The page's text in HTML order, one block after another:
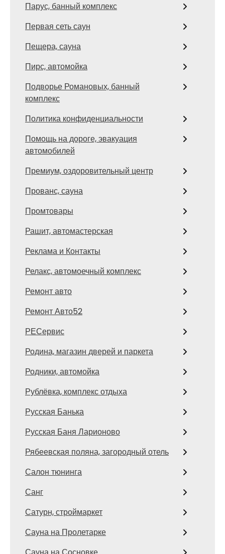
Парус, банный комплекс
Первая сеть саун
Пещера, сауна
Пирс, автомойка
Подворье Романовых, банный
комплекс
Политика конфиденциальности
Помощь на дороге, эвакуация
автомобилей
Премиум, оздоровительный центр
Прованс, сауна
Промтовары
Рашит, автомастерская
Реклама и Контакты
Релакс, автомоечный комплекс
Ремонт авто
Ремонт Авто52
РЕСервис
Родина, магазин дверей и паркета
Родники, автомойка
Рублёвка, комплекс отдыха
Русская Банька
Русская Баня Ларионово
Рябеевская поляна, загородный отель
Салон тюнинга
Санг
Сатурн, строймаркет
Сауна на Пролетарке